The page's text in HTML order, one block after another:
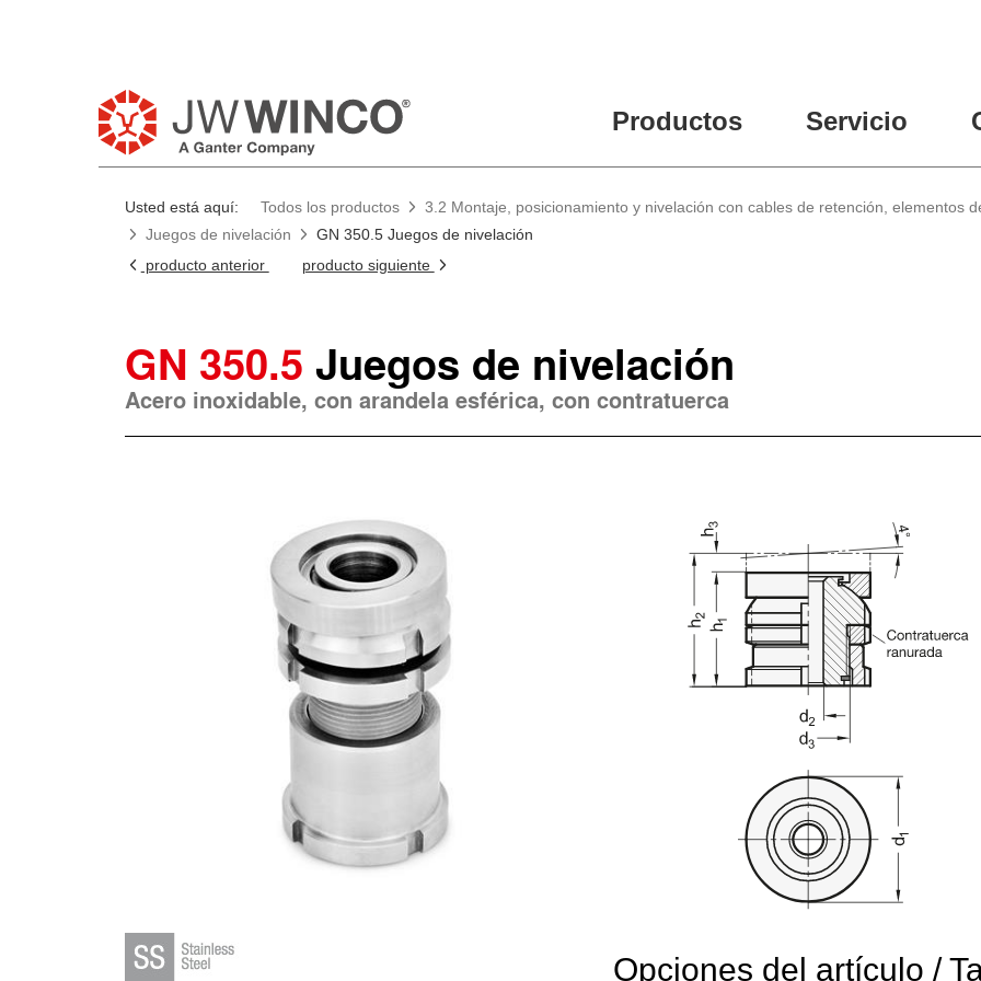
Productos Servicio
Usted está aquí: Todos los productos
3.2 Montaje, posicionamiento y nivelación con cables de retención, elementos
Juegos de nivelación
GN 350.5 Juegos de nivelación
producto anterior
producto siguiente
GN 350.5 Juegos de nivelación
Acero inoxidable, con arandela esférica, con contratuerca
Opciones del artículo /